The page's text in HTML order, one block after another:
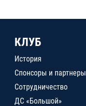
КЛУБ
История
Спонсоры и партнеры
Сотрудничество
ДС «Большой»